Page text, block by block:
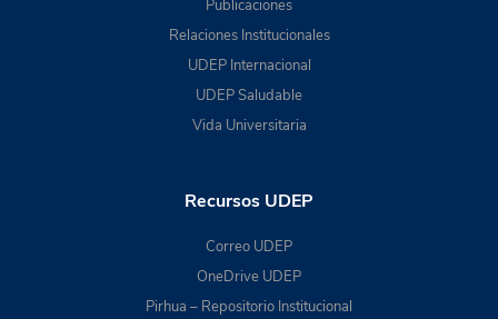
Publicaciones
Relaciones Institucionales
UDEP Internacional
UDEP Saludable
Vida Universitaria
Recursos UDEP
Correo UDEP
OneDrive UDEP
Pirhua – Repositorio Institucional